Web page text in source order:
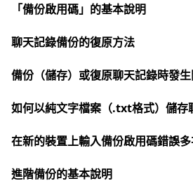
「備份啟用碼」的基本說明
聊天記錄備份的復原方法
備份（儲存）或復原聊天記錄時發
如何以純文字檔案（.txt格式）儲存
在新的裝置上輸入備份啟用碼錯誤
進階備份的基本說明